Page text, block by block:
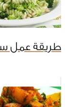
طريقة عمل